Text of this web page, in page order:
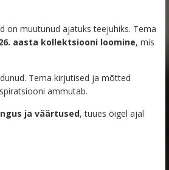
on muutunud ajatuks teejuhiks. Tema
aasta kollektsiooni loomine, mis
Tema kirjutised ja mõtted
ammutab.
ja väärtused, tuues õigel ajal